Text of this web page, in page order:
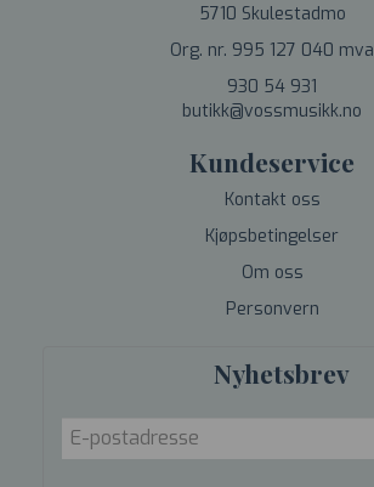
5710 Skulestadmo
Org. nr. 995 127 040 mva
930 54 931
butikk@vossmusikk.no
Kundeservice
Kontakt oss
Kjøpsbetingelser
Om oss
Personvern
Nyhetsbrev